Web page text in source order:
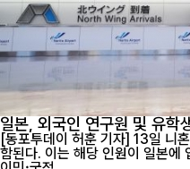
일본, 외국인 연구원 및 유학
[동포투데이 허훈 기자] 13일 니